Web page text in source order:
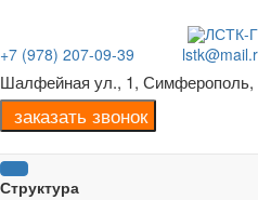
+7 (978) 207-09-39
Шалфейная ул., 1,
Структура